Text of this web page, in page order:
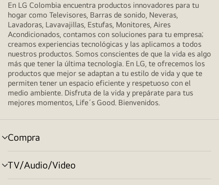
En LG Colombia encuentra productos innovadores para tu
hogar como Televisores, Barras de sonido, Neveras,
Lavadoras, Lavavajillas, Estufas, Monitores, Aires
Acondicionados, contamos con soluciones para tu empresa;
creamos experiencias tecnológicas y las aplicamos a todos
nuestros productos. Somos conscientes de que la vida es algo
más que tener la última tecnología. En LG, te ofrecemos los
productos que mejor se adaptan a tu estilo de vida y que te
permiten tener un espacio eficiente y respetuoso con el
medio ambiente. Disfruta de la vida y prepárate para tus
mejores momentos, Life´s Good. Bienvenidos.
Compra
selector
de
menú
TV/Audio/Video
selector
de